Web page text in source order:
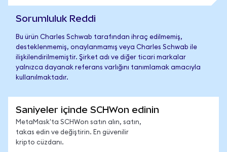
Sorumluluk Reddi
Bu ürün Charles Schwab tarafından ihraç edilmemiş,
desteklenmemiş, onaylanmamış veya Charles Schwab ile
ilişkilendirilmemiştir. Şirket adı ve diğer ticari markalar
yalnızca dayanak referans varlığını tanımlamak amacıyla
kullanılmaktadır.
Saniyeler içinde SCHWon edinin
MetaMask'ta SCHWon satın alın, satın,
takas edin ve değiştirin. En güvenilir
kripto cüzdanı.